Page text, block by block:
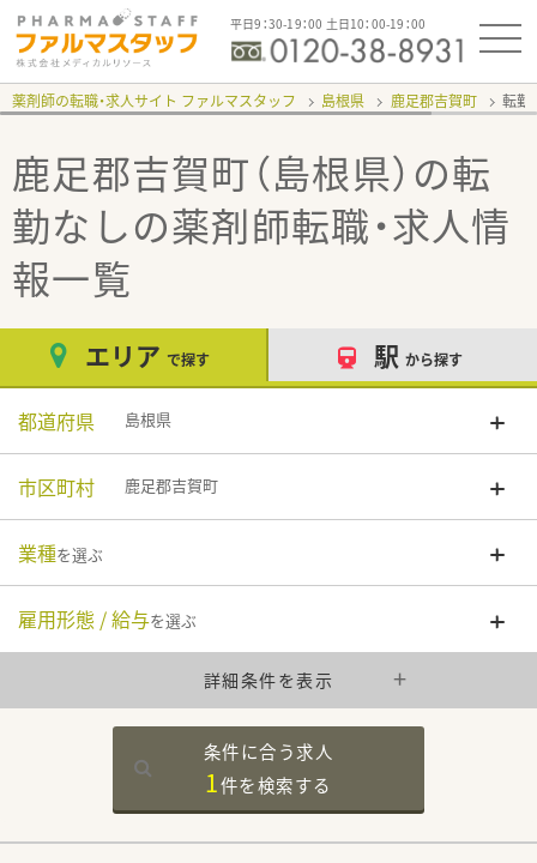
平日9：30-19：00 土日10：00-19：00
薬剤師の転職・求人サイト ファルマスタッフ 島根県 鹿足郡吉賀町 転勤
鹿足郡吉賀町（島根県）の転
勤なしの薬剤師転職・求人情
報一覧
エリア で探す 駅 から探す
都道府県 島根県
市区町村 鹿足郡吉賀町
業種を選ぶ
雇用形態 / 給与を選ぶ
詳細条件を表示
条件に合う求人
1件を検索する